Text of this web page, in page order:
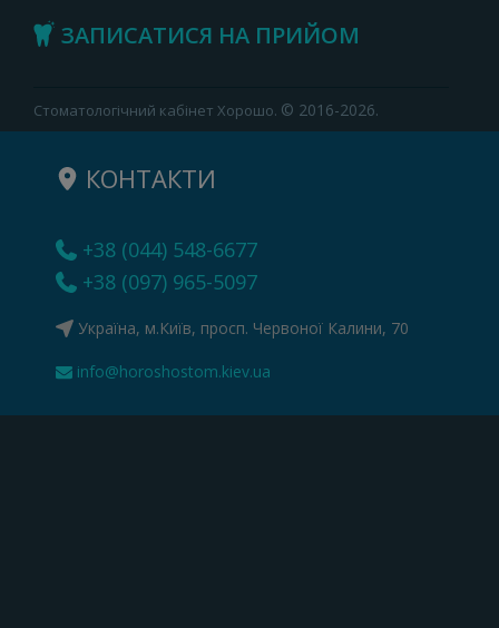
ЗАПИСАТИСЯ НА ПРИЙОМ
Стоматологічний кабінет Хорошо. © 2016-2026.
КОНТАКТИ
+38 (044) 548-6677
+38 (097) 965-5097
Україна, м.Київ, просп. Червоної Калини, 70
info@horoshostom.kiev.ua